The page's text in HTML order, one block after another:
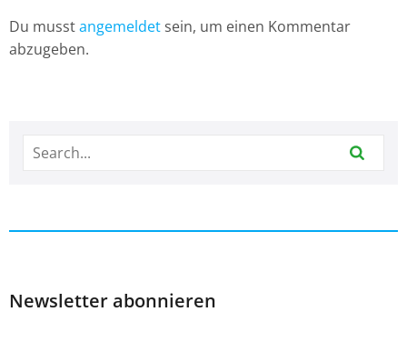
Du musstangemeldet sein, um einen Kommentar
abzugeben.
Newsletter abonnieren